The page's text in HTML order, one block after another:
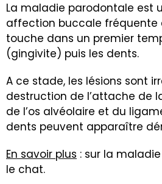
La maladie parodontale est
affection buccale fréquente
touche dans un premier
(gingivite) puis les dents.
A ce stade, les lésions sont
destruction de l’attache de
de l’os alvéolaire et du
dents peuvent apparaître
En savoir plus : sur la
le chat.